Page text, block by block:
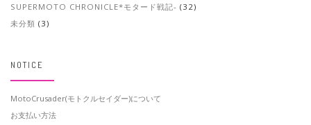
SUPERMOTO CHRONICLE*モタード戦記- (32)
未分類 (3)
NOTICE
MotoCrusader(モトクルセイダー)について
お支払い方法